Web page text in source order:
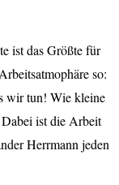
ist das Größte für
so:
wir tun! Wie kleine
ist die Arbeit
Herrmann jeden